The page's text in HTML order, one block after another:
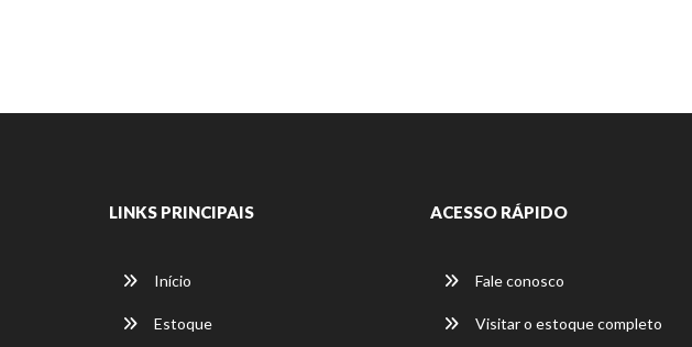
LINKS PRINCIPAIS
Início
Estoque
ACESSO RÁPIDO
Fale conosco
Visitar o estoque completo